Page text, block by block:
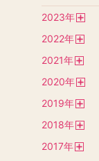
2023年
2022年
2021年
2020年
2019年
2018年
2017年